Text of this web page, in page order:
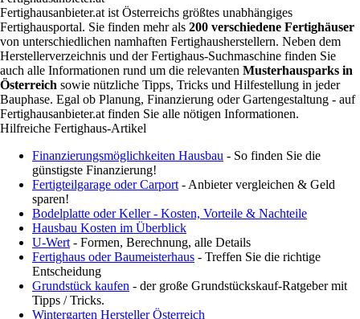
Fertighausanbieter.at ist Österreichs größtes unabhängiges
Fertighausportal. Sie finden mehr als 200 verschiedene Fertighäuser
von unterschiedlichen namhaften Fertighausherstellern. Neben dem
Herstellerverzeichnis und der Fertighaus-Suchmaschine finden Sie
auch alle Informationen rund um die relevanten Musterhausparks in
Österreich sowie nützliche Tipps, Tricks und Hilfestellung in jeder
Bauphase. Egal ob Planung, Finanzierung oder Gartengestaltung - auf
Fertighausanbieter.at finden Sie alle nötigen Informationen.
Hilfreiche Fertighaus-Artikel
Finanzierungsmöglichkeiten Hausbau - So finden Sie die
günstigste Finanzierung!
Fertigteilgarage oder Carport - Anbieter vergleichen & Geld
sparen!
Bodelplatte oder Keller - Kosten, Vorteile & Nachteile
Hausbau Kosten im Überblick
U-Wert - Formen, Berechnung, alle Details
Fertighaus oder Baumeisterhaus - Treffen Sie die richtige
Entscheidung
Grundstück kaufen - der große Grundstückskauf-Ratgeber mit
Tipps / Tricks.
Wintergarten Hersteller Österreich